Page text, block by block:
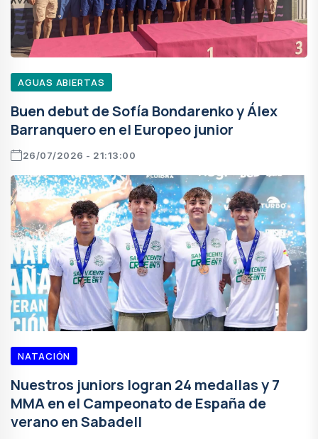
AGUAS ABIERTAS
Buen debut de Sofía Bondarenko y Álex
Barranquero en el Europeo junior
26/07/2026 - 21:13:00
NATACIÓN
Nuestros juniors logran 24 medallas y 7
MMA en el Campeonato de España de
verano en Sabadell